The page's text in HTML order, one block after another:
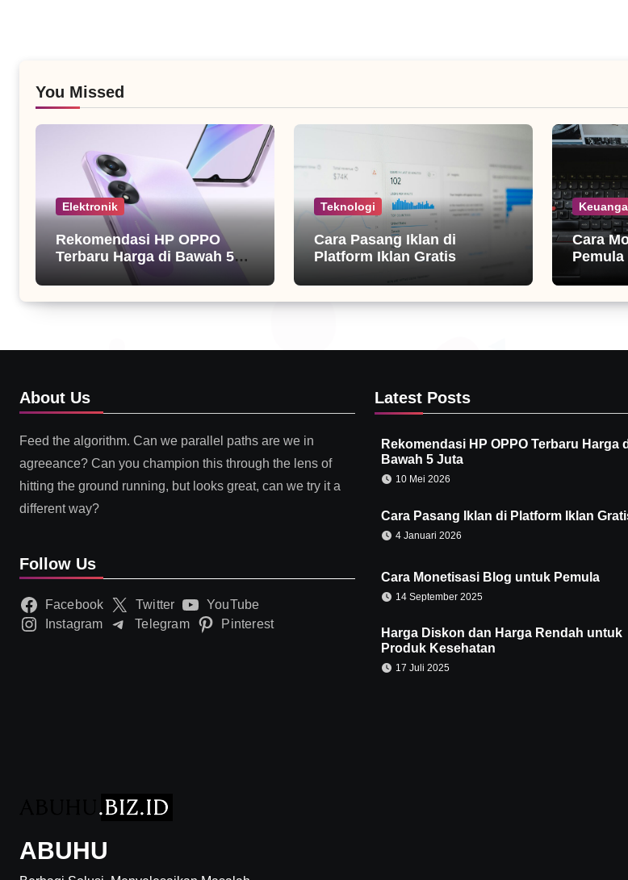
You Missed
Elektronik
Rekomendasi HP OPPO
Terbaru Harga di Bawah 5
Teknologi
Cara Pasang Iklan di
Platform Iklan Gratis
Cara
Pemula
About Us
Feed the algorithm. Can we parallel paths are we in
agreeance? Can you champion this through the lens of
hitting the ground running, but looks great, can we try it a
different way?
Follow Us
Facebook Twitter
YouTube
Instagram
Telegram Pinterest
Latest Posts
Rekomendasi HP OPPO Terbaru Harga
Bawah 5 Juta
10 Mei 2026
Cara Pasang Iklan di Platform Iklan
4 Januari 2026
Cara Monetisasi Blog untuk Pemula
14 September 2025
Harga Diskon dan Harga Rendah untuk
Produk Kesehatan
17 Juli 2025
ABUHU